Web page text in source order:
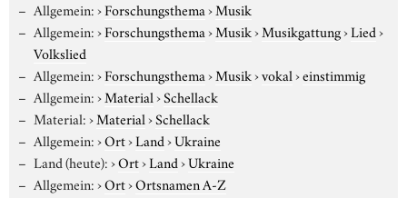
Allgemein:›Forschungsthema›Musik
Allgemein:›Forschungsthema›Musik›Musikgattung›Lied›
Volkslied
Allgemein:›Forschungsthema›Musik›vokal›einstimmig
Allgemein:›Material›Schellack
Material:›Material›Schellack
Allgemein:›Ort›Land›Ukraine
Land (heute):›Ort›Land›Ukraine
Allgemein:›Ort›Ortsnamen A-Z